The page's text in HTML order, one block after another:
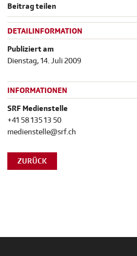
Beitrag teilen
DETAILINFORMATION
Publiziert am
Dienstag, 14. Juli 2009
INFORMATIONEN
SRF Medienstelle
+41 58 135 13 50
medienstelle@srf.ch
ZURÜCK